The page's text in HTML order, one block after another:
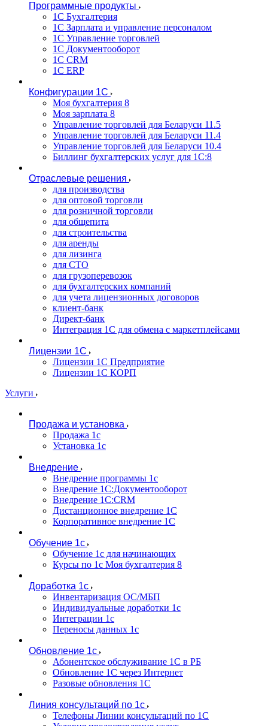
Программные продукты
1С Бухгалтерия
1С Зарплата и управление персоналом
1С Управление торговлей
1С Документооборот
1С CRM
1С ERP
Конфигурации 1С
Моя бухгалтерия 8
Моя зарплата 8
Управление торговлей для Беларуси 11.5
Управление торговлей для Беларуси 11.4
Управление торговлей для Беларуси 10.4
Биллинг бухгалтерских услуг для 1С:8
Отраслевые решения
для производства
для оптовой торговли
для розничной торговли
для общепита
для строительства
для аренды
для лизинга
для СТО
для грузоперевозок
для бухгалтерских компаний
для учета лицензионных договоров
клиент-банк
Директ-банк
Интеграция 1C для обмена с маркетплейсами
Лицензии 1С
Лицензии 1С Предприятие
Лицензии 1С КОРП
Услуги
Продажа и установка
Продажа 1с
Установка 1с
Внедрение
Внедрение программы 1с
Внедрение 1С:Документооборот
Внедрение 1С:CRM
Дистанционное внедрение 1С
Корпоративное внедрение 1С
Обучение 1с
Обучение 1с для начинающих
Курсы по 1с Моя бухгалтерия 8
Доработка 1с
Инвентаризация ОС/МБП
Индивидуальные доработки 1с
Интеграции 1с
Переносы данных 1с
Обновление 1с
Абонентское обслуживание 1С в РБ
Обновление 1С через Интернет
Разовые обновления 1С
Линия консультаций по 1с
Телефоны Линии консультаций по 1С